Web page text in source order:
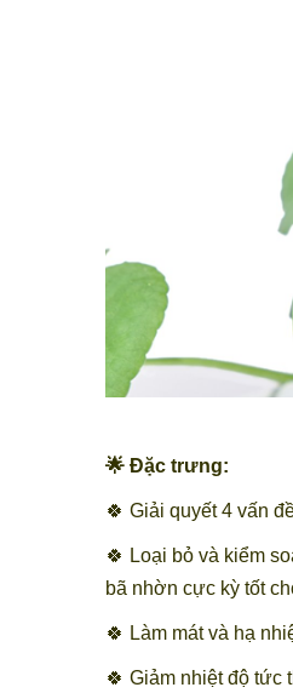
🌟 Đặc trưng:
🍀 Giải quyết 4 vấn
🍀 Loại bỏ và kiểm
bã nhờn cực kỳ tốt
🍀 Làm mát và hạ
🍀 Giảm nhiệt độ tức